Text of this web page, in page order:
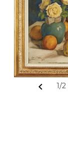
chevron_left 1/2